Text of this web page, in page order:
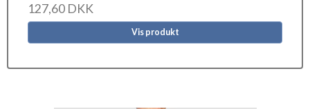
127,60 DKK
Vis produkt